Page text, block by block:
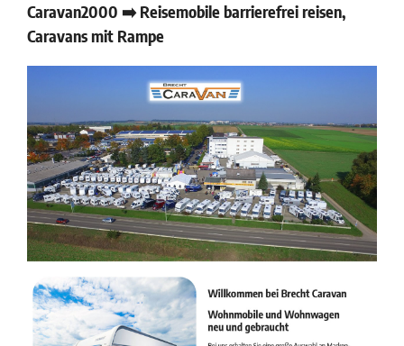
Caravan2000 ➡️ Reisemobile barrierefrei reisen,
Caravans mit Rampe